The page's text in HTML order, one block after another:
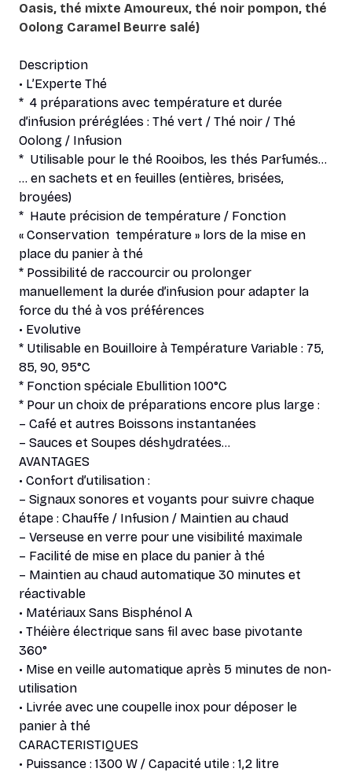
Oasis, thé mixte Amoureux, thé noir pompon, thé
Oolong Caramel Beurre salé)
Description
• L’Experte Thé
* 4 préparations avec température et durée
d’infusion préréglées : Thé vert / Thé noir / Thé
Oolong / Infusion
* Utilisable pour le thé Rooibos, les thés Parfumés…
… en sachets et en feuilles (entières, brisées,
broyées)
* Haute précision de température / Fonction
« Conservation température » lors de la mise en
place du panier à thé
* Possibilité de raccourcir ou prolonger
manuellement la durée d’infusion pour adapter la
force du thé à vos préférences
• Evolutive
* Utilisable en Bouilloire à Température Variable : 75,
85, 90, 95°C
* Fonction spéciale Ebullition 100°C
* Pour un choix de préparations encore plus large :
– Café et autres Boissons instantanées
– Sauces et Soupes déshydratées…
AVANTAGES
• Confort d’utilisation :
– Signaux sonores et voyants pour suivre chaque
étape : Chauffe / Infusion / Maintien au chaud
– Verseuse en verre pour une visibilité maximale
– Facilité de mise en place du panier à thé
– Maintien au chaud automatique 30 minutes et
réactivable
• Matériaux Sans Bisphénol A
• Théière électrique sans fil avec base pivotante
360°
• Mise en veille automatique après 5 minutes de non-
utilisation
• Livrée avec une coupelle inox pour déposer le
panier à thé
CARACTERISTIQUES
• Puissance : 1300 W / Capacité utile : 1,2 litre